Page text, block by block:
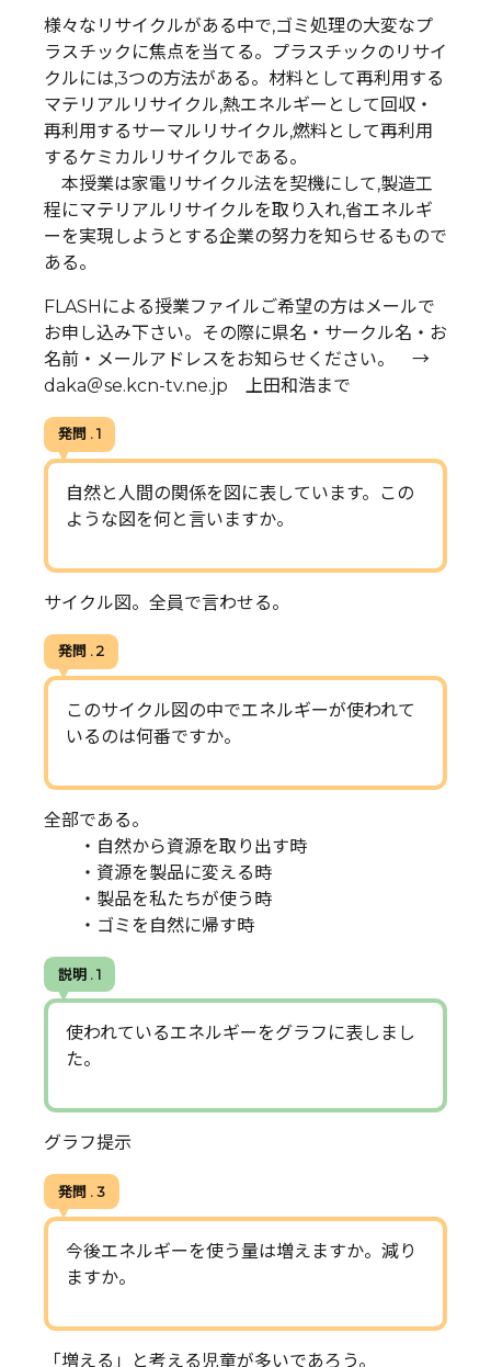
様々なリサイクルがある中で,ゴミ処理の大変なプ
ラスチックに焦点を当てる。プラスチックのリサイ
クルには,3つの方法がある。材料として再利用する
マテリアルリサイクル,熱エネルギーとして回収・
再利用するサーマルリサイクル,燃料として再利用
するケミカルリサイクルである。
本授業は家電リサイクル法を契機にして,製造工
程にマテリアルリサイクルを取り入れ,省エネルギ
ーを実現しようとする企業の努力を知らせるもので
ある。
FLASHによる授業ファイルご希望の方はメールで
お申し込み下さい。その際に県名・サークル名・お
名前・メールアドレスをお知らせください。 →
daka＠se.kcn-tv.ne.jp 上田和浩まで
発問 . 1
自然と人間の関係を図に表しています。この
ような図を何と言いますか。
サイクル図。全員で言わせる。
発問 . 2
このサイクル図の中でエネルギーが使われて
いるのは何番ですか。
全部である。
・自然から資源を取り出す時
・資源を製品に変える時
・製品を私たちが使う時
・ゴミを自然に帰す時
説明 . 1
使われているエネルギーをグラフに表しまし
た。
グラフ提示
発問 . 3
今後エネルギーを使う量は増えますか。減り
ますか。
「増える」と考える児童が多いであろう。